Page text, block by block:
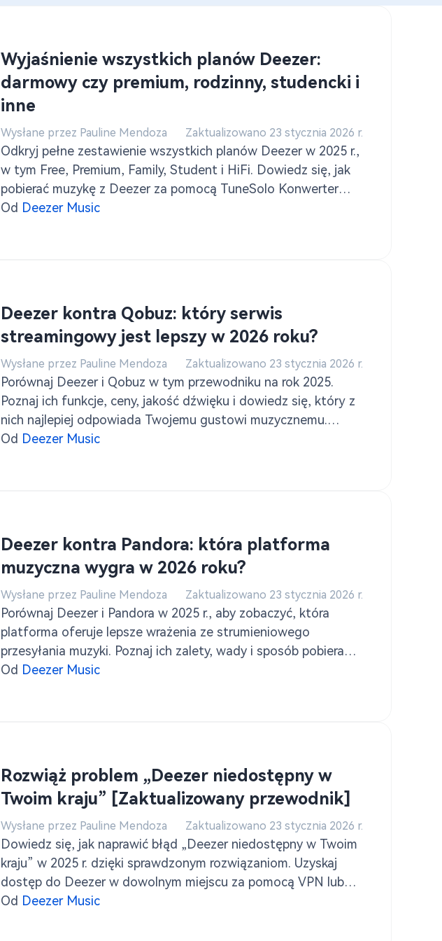
Wyjaśnienie wszystkich planów Deezer:
darmowy czy premium, rodzinny, studencki i
inne
Wysłane przez Pauline Mendoza Zaktualizowano 23 stycznia 2026 r.
Odkryj pełne zestawienie wszystkich planów Deezer w 2025 r.,
w tym Free, Premium, Family, Student i HiFi. Dowiedz się, jak
pobierać muzykę z Deezer za pomocą TuneSolo Konwerter
muzyki Deezer.
Od Deezer Music
Deezer kontra Qobuz: który serwis
streamingowy jest lepszy w 2026 roku?
Wysłane przez Pauline Mendoza Zaktualizowano 23 stycznia 2026 r.
Porównaj Deezer i Qobuz w tym przewodniku na rok 2025.
Poznaj ich funkcje, ceny, jakość dźwięku i dowiedz się, który z
nich najlepiej odpowiada Twojemu gustowi muzycznemu.
Ponadto dowiedz się, jak pobierać muzykę z Deezer za
Od Deezer Music
Deezer kontra Pandora: która platforma
muzyczna wygra w 2026 roku?
Wysłane przez Pauline Mendoza Zaktualizowano 23 stycznia 2026 r.
Porównaj Deezer i Pandora w 2025 r., aby zobaczyć, która
platforma oferuje lepsze wrażenia ze strumieniowego
przesyłania muzyki. Poznaj ich zalety, wady i sposób pobierania
muzyki z Deezer za pomocą TuneSolo.
Od Deezer Music
Rozwiąż problem „Deezer niedostępny w
Twoim kraju” [Zaktualizowany przewodnik]
Wysłane przez Pauline Mendoza Zaktualizowano 23 stycznia 2026 r.
Dowiedz się, jak naprawić błąd „Deezer niedostępny w Twoim
kraju” w 2025 r. dzięki sprawdzonym rozwiązaniom. Uzyskaj
dostęp do Deezer w dowolnym miejscu za pomocą VPN lub
pobierz muzykę Deezer za pomocą TuneSolo.
Od Deezer Music